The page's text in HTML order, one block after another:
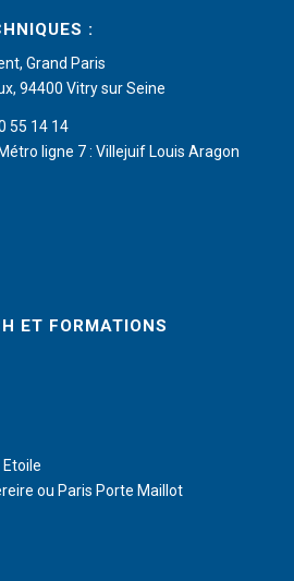
:
Grand Paris
94400 Vitry sur Seine
55 14 14
ligne 7 : Villejuif Louis Aragon
ET FORMATIONS
Etoile
ou Paris Porte Maillot